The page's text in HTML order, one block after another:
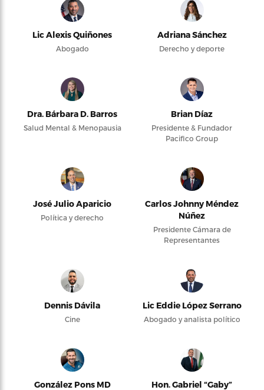
Lic Alexis Quiñones
Abogado
Adriana Sánchez
Derecho y deporte
Dra. Bárbara D. Barros
Salud Mental & Menopausia
Brian Díaz
Presidente & Fundador
Pacifico Group
José Julio Aparicio
Política y derecho
Carlos Johnny Méndez
Núñez
Presidente Cámara de
Representantes
Dennis Dávila
Cine
Lic Eddie López Serrano
Abogado y analista político
González Pons MD
Hon. Gabriel “Gaby”